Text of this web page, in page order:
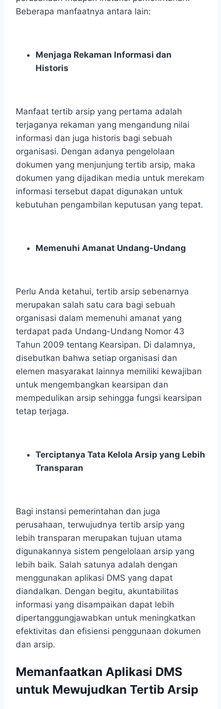
Beberapa manfaatnya antara lain:
Menjaga Rekaman Informasi dan
Historis
Manfaat tertib arsip yang pertama adalah
terjaganya rekaman yang mengandung nilai
informasi dan juga historis bagi sebuah
organisasi. Dengan adanya pengelolaan
dokumen yang menjunjung tertib arsip, maka
dokumen yang dijadikan media untuk merekam
informasi tersebut dapat digunakan untuk
kebutuhan pengambilan keputusan yang tepat.
Memenuhi Amanat Undang-Undang
Perlu Anda ketahui, tertib arsip sebenarnya
merupakan salah satu cara bagi sebuah
organisasi dalam memenuhi amanat yang
terdapat pada Undang-Undang Nomor 43
Tahun 2009 tentang Kearsipan. Di dalamnya,
disebutkan bahwa setiap organisasi dan
elemen masyarakat lainnya memiliki kewajiban
untuk mengembangkan kearsipan dan
mempedulikan arsip sehingga fungsi kearsipan
tetap terjaga.
Terciptanya Tata Kelola Arsip yang Lebih
Transparan
Bagi instansi pemerintahan dan juga
perusahaan, terwujudnya tertib arsip yang
lebih transparan merupakan tujuan utama
digunakannya sistem pengelolaan arsip yang
lebih baik. Salah satunya adalah dengan
menggunakan aplikasi DMS yang dapat
diandalkan. Dengan begitu, akuntabilitas
informasi yang disampaikan dapat lebih
dipertanggungjawabkan untuk meningkatkan
efektivitas dan efisiensi penggunaan dokumen
dan arsip.
Memanfaatkan Aplikasi DMS
untuk Mewujudkan Tertib Arsip